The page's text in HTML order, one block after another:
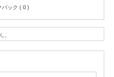
バック ( 0 )
。